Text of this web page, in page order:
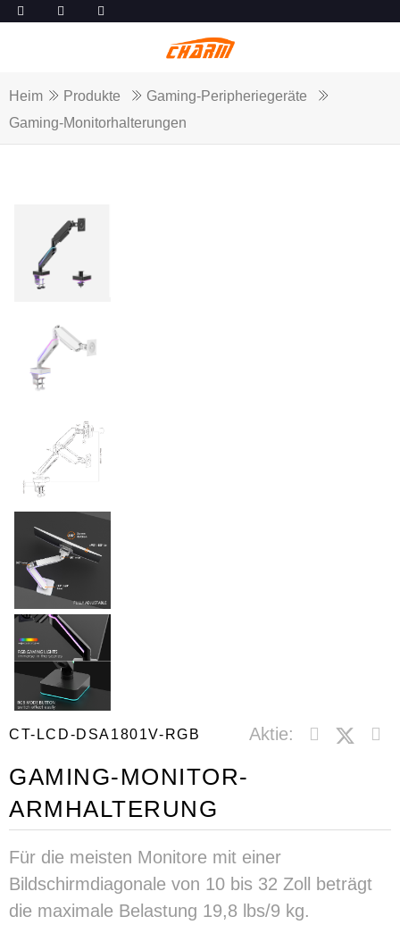
Heim Produkte
Gaming-Peripheriegeräte
Gaming-Monitorhalterungen
CT-LCD-DSA1801V-RGB Aktie:
GAMING-MONITOR-
ARMHALTERUNG
Für die meisten Monitore mit einer
Bildschirmdiagonale von 10 bis 32 Zoll beträgt
die maximale Belastung 19,8 lbs/9 kg.